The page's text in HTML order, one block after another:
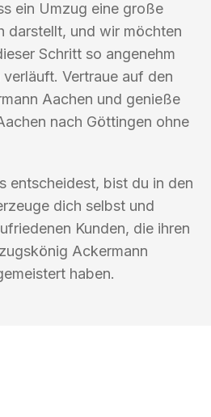
ein Umzug eine große
darstellt, und wir möchten
Schritt so angenehm
Vertraue auf den
Aachen und genieße
nach Göttingen ohne
entscheidest, bist du in den
dich selbst und
Kunden, die ihren
Ackermann
haben.